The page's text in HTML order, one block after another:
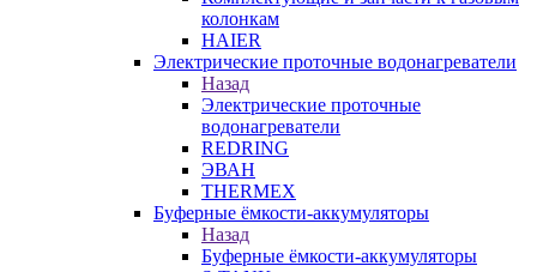
колонкам
HAIER
Электрические проточные водонагреватели
Назад
Электрические проточные
водонагреватели
REDRING
ЭВАН
THERMEX
Буферные ёмкости-аккумуляторы
Назад
Буферные ёмкости-аккумуляторы